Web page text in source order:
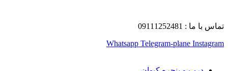
تماس با ما : 09111252481
Whatsapp Telegram-plane Instagram